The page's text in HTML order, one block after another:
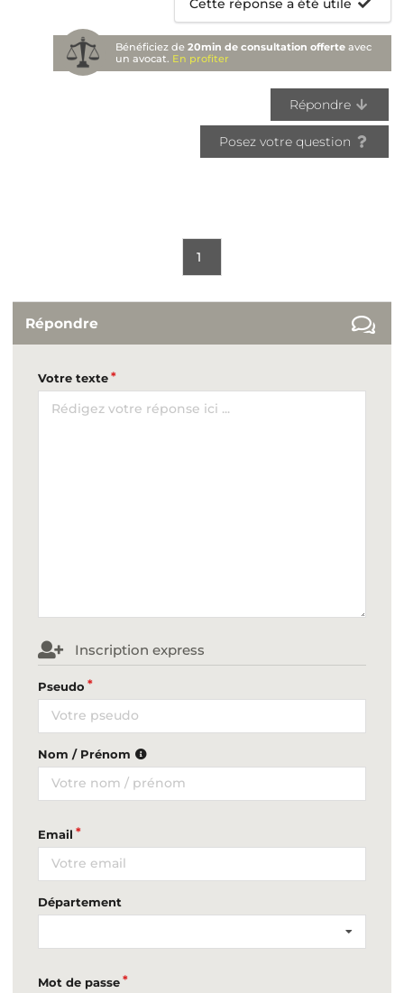
Bénéficiez de20min de consultation offerte avec
un avocat. En profiter
Répondre
Posez votre question
1
Répondre
Votre texte
Inscription express
Pseudo
Nom / Prénom
Email
Département
Mot de passe